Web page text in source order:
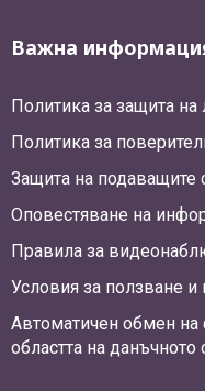
Важна
Политика за защита на
Политика за
Защита на
Оповестяване на
Правила за
Условия за ползване и
Автоматичен обмен
областта на данъчното